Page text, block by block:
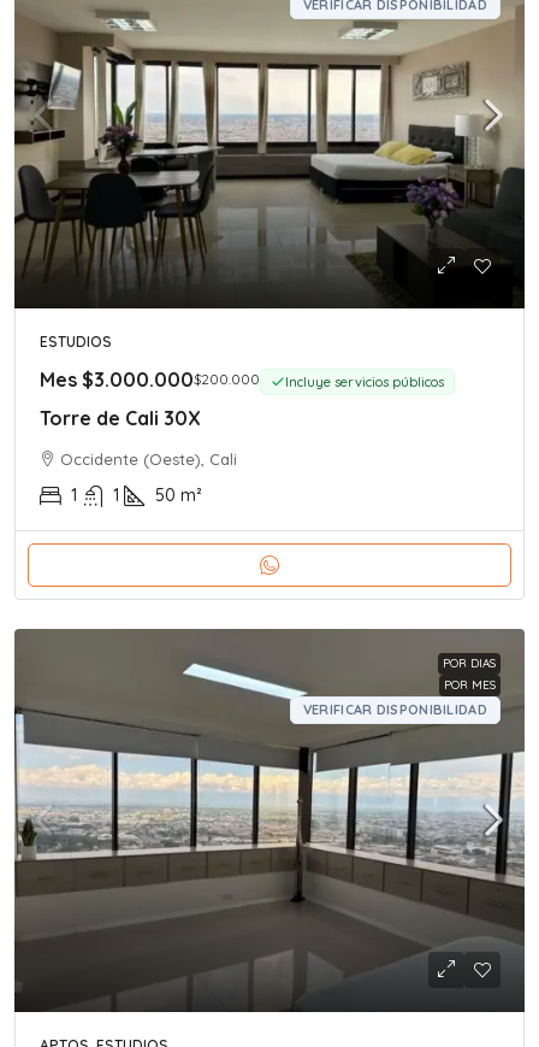
VERIFICAR DISPONIBILIDAD
ESTUDIOS
Mes $3.000.000$200.000 Incluye servicios públicos
Torre de Cali 30X
Occidente (Oeste), Cali
1 1 50 m²
POR DIAS
POR MES
VERIFICAR DISPONIBILIDAD